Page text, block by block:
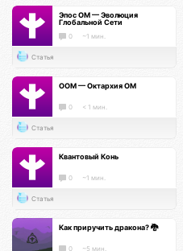
Эпос ОМ — Эволюция
Глобальной Сети
0 ~1 мин.
Статья
ООМ — Октархия ОМ
0 < 1 мин.
Статья
Квантовый Конь
0 ~1 мин.
Статья
Как приручить дракона? 🐉
0 ~5 мин.